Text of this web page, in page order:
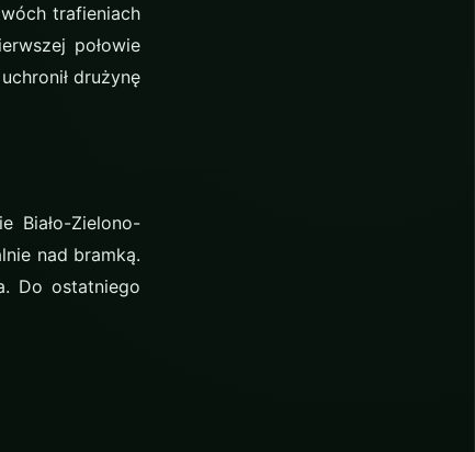
trafieniach
połowie
drużynę
Biało-Zielono-
nad bramką.
Do ostatniego